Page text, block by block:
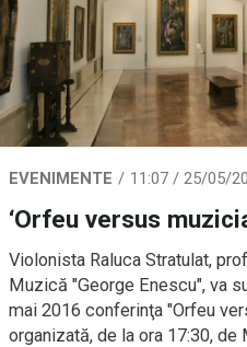
EVENIMENTE 11:07 / 25/05/
‘Orfeu versus
Violonista Raluca Stratulat,
Muzică "George Enescu", va
mai 2016 conferinţa "Orfeu
organizată, de la ora 17:30,